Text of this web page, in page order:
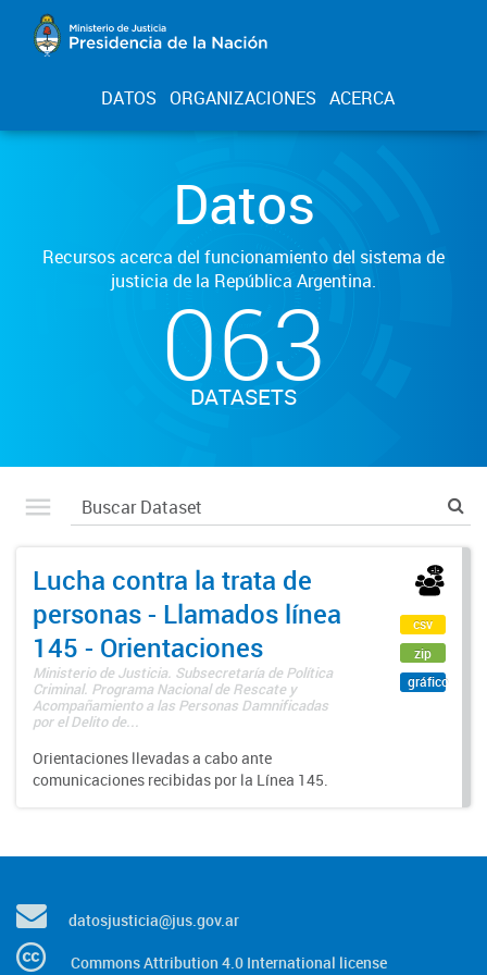
DATOS ORGANIZACIONES ACERCA
Datos
Recursos acerca del funcionamiento del sistema de
justicia de la República Argentina.
063
DATASETS
Lucha contra la trata de
personas - Llamados línea
145 - Orientaciones
Ministerio de Justicia. Subsecretaría de Política
Criminal. Programa Nacional de Rescate y
Acompañamiento a las Personas Damnificadas
por el Delito de...
Orientaciones llevadas a cabo ante
comunicaciones recibidas por la Línea 145.
csv
zip
gráfico
datosjusticia@jus.gov.ar
Commons Attribution 4.0 International license